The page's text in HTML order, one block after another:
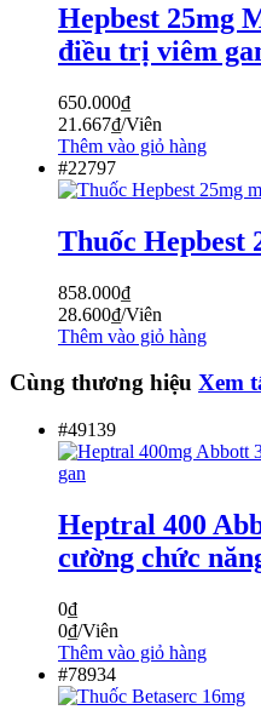
Hepbest 25mg
điều trị viêm
650.000₫
21.667₫/Viên
Thêm vào giỏ hàng
#22797
Thuốc Hepbest
858.000₫
28.600₫/Viên
Thêm vào giỏ hàng
Cùng thương hiệu Xem
#49139
Heptral 400
cường chức
0₫
0₫/Viên
Thêm vào giỏ hàng
#78934